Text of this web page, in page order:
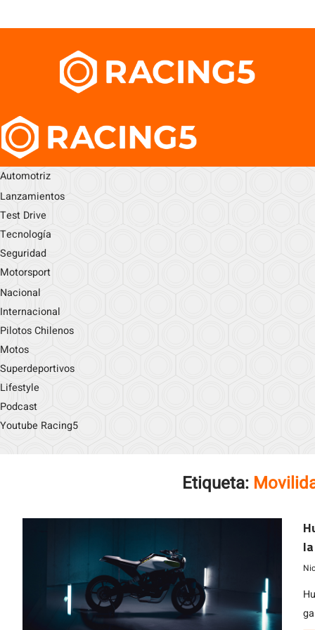
Automotriz
Lanzamientos
Test Drive
Tecnología
Seguridad
Motorsport
Nacional
Internacional
Pilotos Chilenos
Motos
Superdeportivos
Lifestyle
Podcast
Youtube Racing5
Etiqueta: